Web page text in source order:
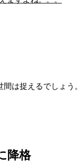
間は捉えるでしょう。
降格